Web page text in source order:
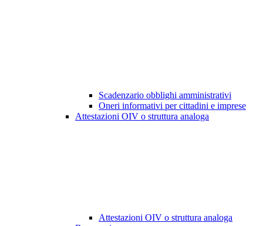
Scadenzario obblighi amministrativi
Oneri informativi per cittadini e imprese
Attestazioni OIV o struttura analoga
Attestazioni OIV o struttura analoga